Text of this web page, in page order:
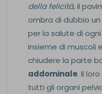
della felicità, il
ombra di dubbio un
per la salute di
insieme di muscoli
chiudere la parte
addominale. Il
tutti gli organi